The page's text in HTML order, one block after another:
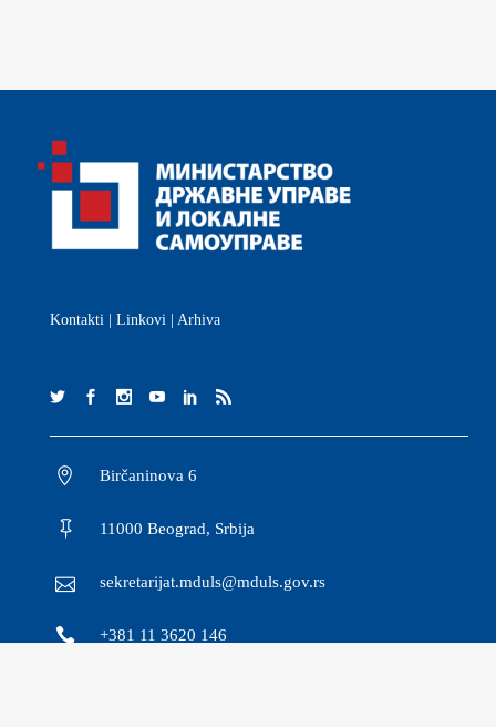
Kontakti Linkovi Arhiva
Birčaninova 6
11000 Beograd, Srbija
sekretarijat.mduls@mduls.gov.rs
+381 11 3620 146